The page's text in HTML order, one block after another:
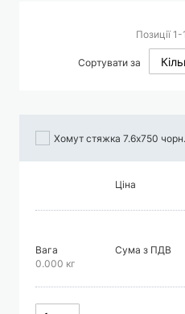
Позиції1 -
Сортувати за
Хомут стяжка 7.6х750 чорн.
Ціна
Вага
0.000 кг
Сума з ПДВ